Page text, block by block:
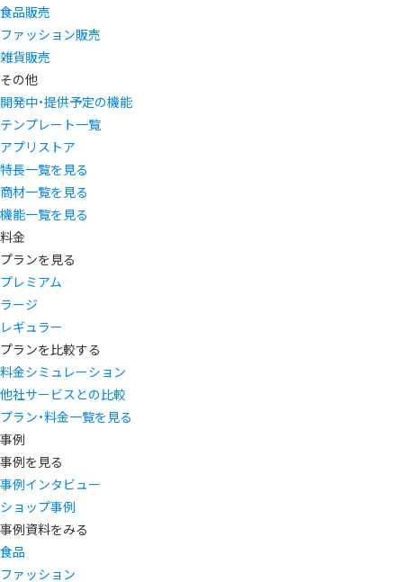
食品販売
ファッション販売
雑貨販売
その他
開発中・提供予定の機能
テンプレート一覧
アプリストア
特長一覧を見る
商材一覧を見る
機能一覧を見る
料金
プランを見る
プレミアム
ラージ
レギュラー
プランを比較する
料金シミュレーション
他社サービスとの比較
プラン・料金一覧を見る
事例
事例を見る
事例インタビュー
ショップ事例
事例資料をみる
食品
ファッション